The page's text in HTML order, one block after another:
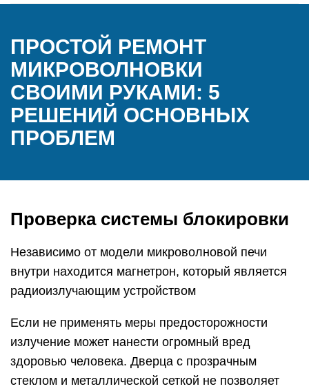
ПРОСТОЙ РЕМОНТ
МИКРОВОЛНОВКИ
СВОИМИ РУКАМИ: 5
РЕШЕНИЙ ОСНОВНЫХ
ПРОБЛЕМ
Проверка системы блокировки
Независимо от модели микроволновой печи
внутри находится магнетрон, который является
радиоизлучающим устройством
Если не применять меры предосторожности
излучение может нанести огромный вред
здоровью человека. Дверца с прозрачным
стеклом и металлической сеткой не позволяет